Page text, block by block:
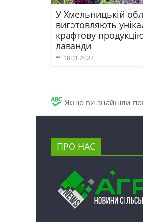
У Хмельницькій
виготовляють
крафтову
лаванди
18.01.2022
Якщо ви знайшли
ПРО НАС